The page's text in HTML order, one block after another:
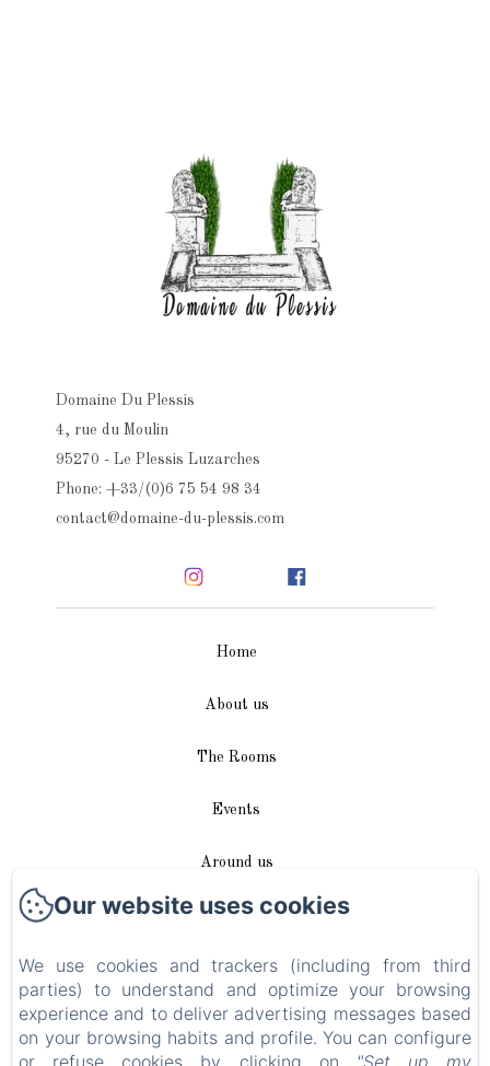
Domaine Du Plessis
4, rue du Moulin
95270 - Le Plessis Luzarches
Phone: +33/(0)6 75 54 98 34
contact@domaine-du-plessis.com
Home
About us
The Rooms
Events
Around us
Access / Contact
Plan du site
Blog
Our website uses cookies
We use cookies and trackers (including from third
parties) to understand and optimize your browsing
experience and to deliver advertising messages based
on your browsing habits and profile. You can configure
or refuse cookies by clicking on
"Set up my